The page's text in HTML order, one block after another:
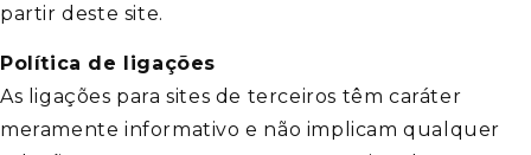
partir deste site.
Política de ligações
As ligações para sites de terceiros têm caráter
meramente informativo e não implicam qualquer